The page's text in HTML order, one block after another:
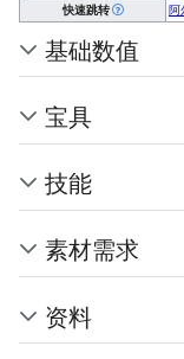
快速跳转 阿
基础数值
宝具
技能
素材需求
资料